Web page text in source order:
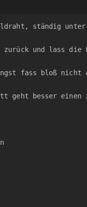
ständig unter
und lass die
fass bloß nicht
geht besser einen